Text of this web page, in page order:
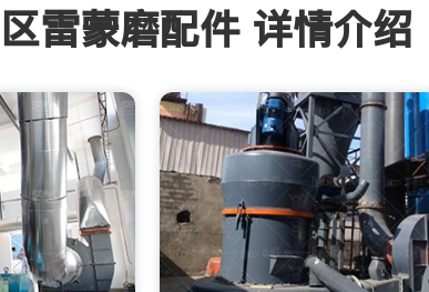
雷蒙磨配件 详情介绍